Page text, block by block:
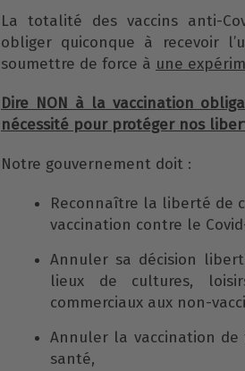
La totalité des vaccins anti-
obliger quiconque à recevoir
soumettre de force à une
Dire NON à la vaccination
nécessité pour protéger nos
Notre gouvernement doit :
Reconnaître la liberté de
vaccination contre le
Annuler sa décision
lieux de cultures,
commerciaux aux non-
Annuler la vaccination
santé,